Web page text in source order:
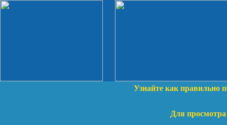
Узнайте как правильно
Для